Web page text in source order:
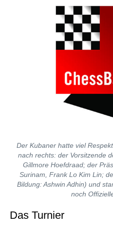
Der Kubaner hatte viel
nach rechts: der Vorsitzende
Gillmore Hoefdraad; der
Surinam, Frank Lo Kim Lin;
Bildung: Ashwin Adhin) und
noch
Das Turnier